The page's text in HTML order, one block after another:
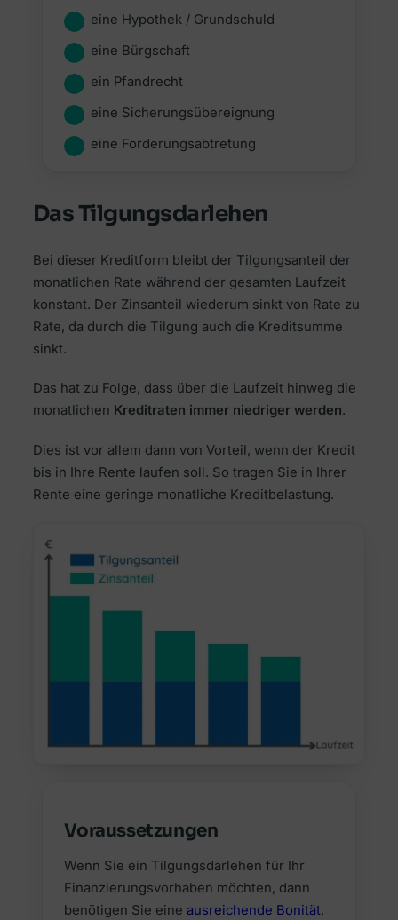
eine Hypothek / Grundschuld
eine Bürgschaft
ein Pfandrecht
eine Sicherungsübereignung
eine Forderungsabtretung
Das Tilgungsdarlehen
Bei dieser Kreditform bleibt der Tilgungsanteil der
monatlichen Rate während der gesamten Laufzeit
konstant. Der Zinsanteil wiederum sinkt von Rate zu
Rate, da durch die Tilgung auch die Kreditsumme
sinkt.
Das hat zu Folge, dass über die Laufzeit hinweg die
monatlichen Kreditraten immer niedriger werden.
Dies ist vor allem dann von Vorteil, wenn der Kredit
bis in Ihre Rente laufen soll. So tragen Sie in Ihrer
Rente eine geringe monatliche Kreditbelastung.
Voraussetzungen
Wenn Sie ein Tilgungsdarlehen für Ihr
Finanzierungsvorhaben möchten, dann
benötigen Sie eineausreichende Bonität.